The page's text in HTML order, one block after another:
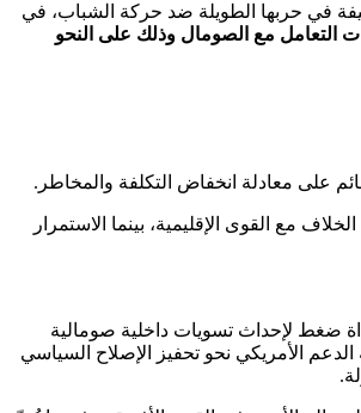
في حربها الطويلة ضد حركة الشباب، في
التعامل مع الصومال وذلك على النحو
على معادلة انخفاض التكلفة والمخاطر.
مع القوى الإقليمية، بينما الاستمرار
ضغط لإحداث تسويات داخلية صومالية
الأمريكي نحو تحفيز الإصلاح السياسي